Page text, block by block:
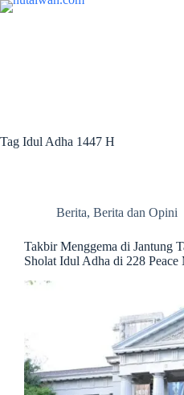
Tag Idul Adha 1447 H
Berita, Berita dan Opini
Takbir Menggema di Jantung
Sholat Idul Adha di 228 Peace